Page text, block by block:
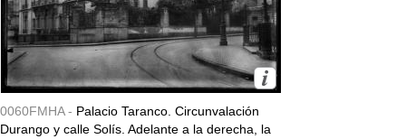
0060FMHA - Palacio Taranco. Circunvalación
Durango y calle Solís. Adelante a la derecha, la